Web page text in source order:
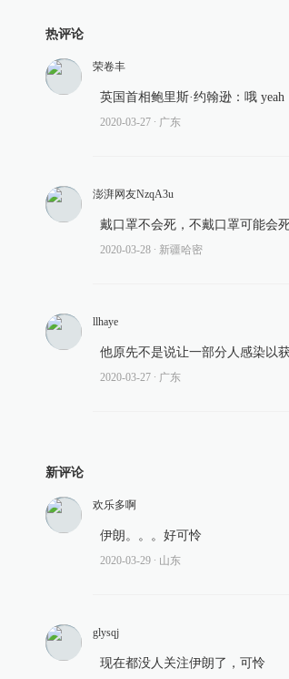
热评论
荣卷丰
英国首相鲍里斯·约翰逊：哦 yeah
2020-03-27 ∙ 广东
澎湃网友NzqA3u
戴口罩不会死，不戴口罩可能会
2020-03-28 ∙ 新疆哈密
llhaye
他原先不是说让一部分人感染以
2020-03-27 ∙ 广东
新评论
欢乐多啊
伊朗。。。好可怜
2020-03-29 ∙ 山东
glysqj
现在都没人关注伊朗了，可怜